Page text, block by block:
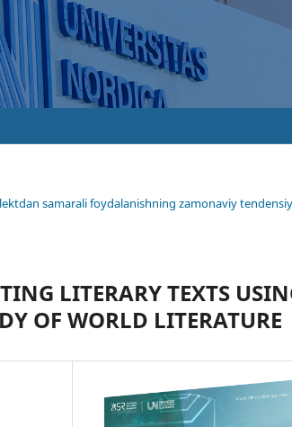
samarali foydalanishning zamonaviy
LITERARY TEXTS
OF WORLD LITERATURE